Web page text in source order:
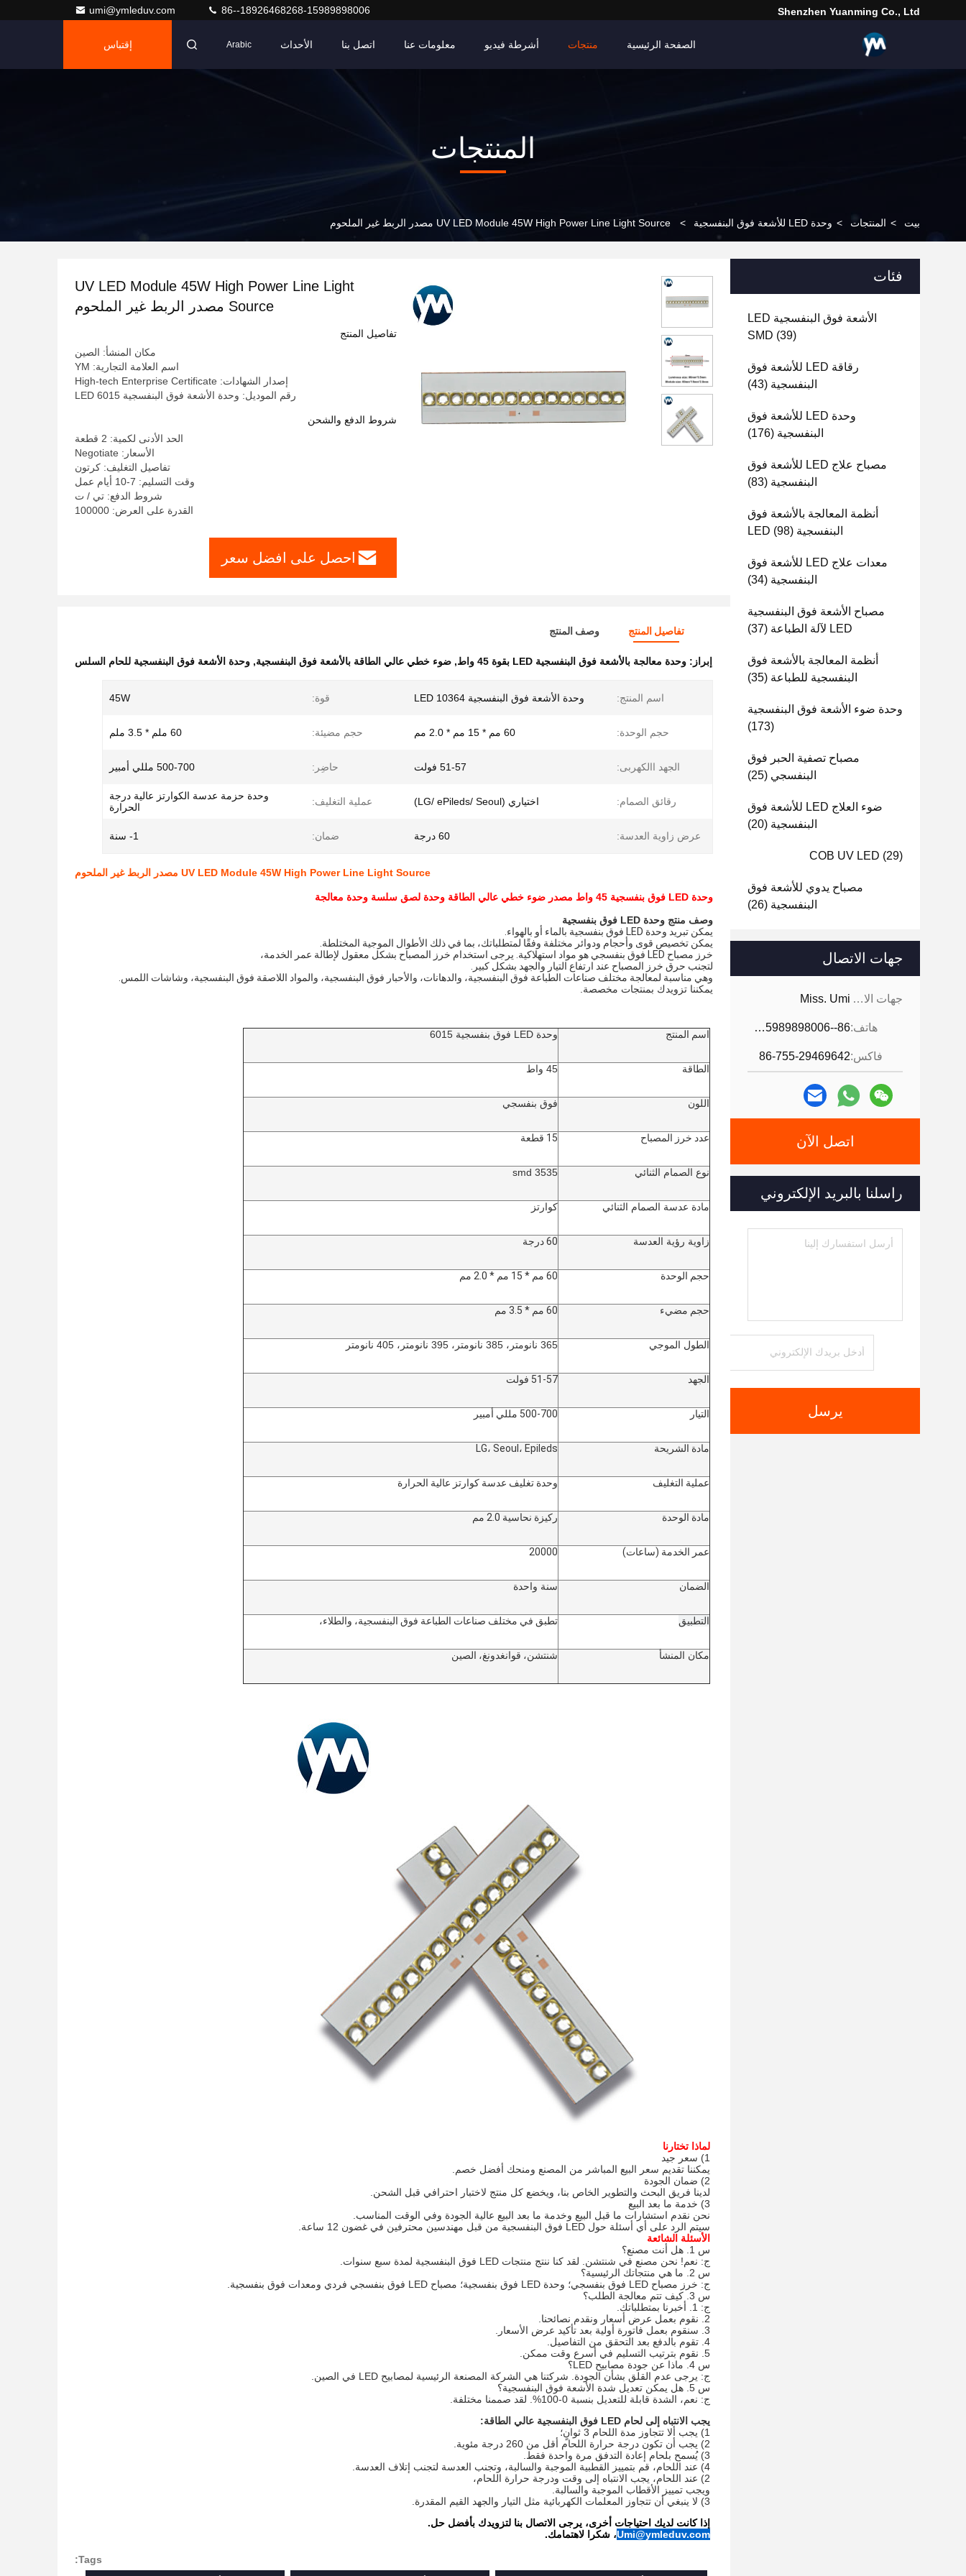
Shenzhen Yuanming Co., Ltd
umi@ymleduv.com 86--18926468268-15989898006
الصفحة الرئيسية منتجات أشرطة فيديو معلومات عنا اتصل بنا الأحداث Arabic إقتباس
المنتجات
بيت > المنتجات > وحدة LED للأشعة فوق البنفسجية > UV LED Module 45W High Power Line Light Source مصدر الربط غير الملحوم
فئات
الأشعة فوق البنفسجية LED
SMD (39)
رقاقة LED للأشعة فوق
البنفسجية (43)
وحدة LED للأشعة فوق
البنفسجية (176)
مصباح علاج LED للأشعة فوق
البنفسجية (83)
أنظمة المعالجة بالأشعة فوق
البنفسجية LED (98)
معدات علاج LED للأشعة فوق
البنفسجية (34)
مصباح الأشعة فوق البنفسجية
LED لآلة الطباعة
(37)
أنظمة المعالجة بالأشعة فوق
البنفسجية للطباعة (35)
وحدة ضوء الأشعة فوق البنفسجية
(173)
مصباح تصفية الحبر فوق
البنفسجي (25)
ضوء العلاج LED للأشعة فوق
البنفسجية (20)
COB UV LED (29)
مصباح يدوي للأشعة فوق
البنفسجية (26)
جهات الاتصال
جهات الاتصال: Miss. Umi
هاتف: 86--18926468268-15989898006
فاكس:86-755-29469642
اتصل الآن
راسلنا بالبريد الإلكتروني
يرسل
UV LED Module 45W High Power Line Light
Source مصدر الربط غير الملحوم
تفاصيل المنتج
مكان المنشأ: الصين
اسم العلامة التجارية: YM
إصدار الشهادات: High-tech Enterprise Certificate
رقم الموديل: وحدة الأشعة فوق البنفسجية LED 6015
شروط الدفع والشحن
الحد الأدنى لكمية: 2 قطعة
الأسعار: Negotiate
تفاصيل التغليف: كرتون
وقت التسليم: 7-10 أيام عمل
شروط الدفع: تي / ت
القدرة على العرض: 100000
احصل على افضل سعر
تفاصيل المنتج وصف المنتج
إبراز: وحدة معالجة بالأشعة فوق البنفسجية LED بقوة 45 واط , ضوء خطي عالي الطاقة بالأشعة فوق البنفسجية, وحدة الأشعة فوق البنفسجية للحام السلس
اسم المنتج: وحدة الأشعة فوق البنفسجية LED 10364 قوة: 45W
حجم الوحدة: 60 مم * 15 مم * 2.0 مم حجم مضيئة: 60 ملم * 3.5 ملم
الجهد االكهربى: 51-57 فولت حاضِر: 500-700 مللي أمبير
رقائق الصمام: اختياري (LG/ ePileds/ Seoul) عملية التغليف:
وحدة حزمة عدسة الكوارتز عالية درجة
الحرارة
عرض زاوية العدسة: 60 درجة ضمان: 1- سنة
UV LED Module 45W High Power Line Light Source مصدر الربط غير الملحوم
وحدة LED فوق بنفسجية 45 واط مصدر ضوء خطي عالي الطاقة وحدة لصق سلسة وحدة معالجة
وصف منتج وحدة LED فوق بنفسجية
يمكن تبريد وحدة LED فوق بنفسجية بالماء أو بالهواء.
يمكن تخصيص قوى وأحجام ودوائر مختلفة وفقًا لمتطلباتك، بما في ذلك الأطوال الموجية المختلطة.
خرز مصباح LED فوق بنفسجي هو مواد استهلاكية. يرجى استخدام خرز المصباح بشكل معقول لإطالة عمر الخدمة،
لتجنب حرق خرز المصباح عند ارتفاع التيار والجهد بشكل كبير.
وهي مناسبة لمعالجة مختلف صناعات الطباعة فوق البنفسجية، والدهانات، والأحبار فوق البنفسجية، والمواد اللاصقة فوق البنفسجية، وشاشات اللمس.
يمكننا تزويدك بمنتجات مخصصة.
اسم المنتج وحدة LED فوق بنفسجية 6015
الطاقة 45 واط
اللون فوق بنفسجي
عدد خرز المصباح 15 قطعة
نوع الصمام الثنائي 3535 smd
مادة عدسة الصمام الثنائي كوارتز
زاوية رؤية العدسة 60 درجة
حجم الوحدة 60 مم * 15 مم * 2.0 مم
حجم مضيء 60 مم * 3.5 مم
الطول الموجي 365 نانومتر، 385 نانومتر، 395 نانومتر، 405 نانومتر
الجهد 51-57 فولت
التيار 500-700 مللي أمبير
مادة الشريحة LG، Seoul، Epileds
عملية التغليف وحدة تغليف عدسة كوارتز عالية الحرارة
مادة الوحدة ركيزة نحاسية 2.0 مم
عمر الخدمة (ساعات) 20000
الضمان سنة واحدة
التطبيق تطبق في مختلف صناعات الطباعة فوق البنفسجية، والطلاء،
مكان المنشأ شنتشن، قوانغدونغ، الصين
لماذا تختارنا
1) سعر جيد
يمكننا تقديم سعر البيع المباشر من المصنع ومنحك أفضل خصم.
2) ضمان الجودة
لدينا فريق البحث والتطوير الخاص بنا، ويخضع كل منتج لاختبار احترافي قبل الشحن.
3) خدمة ما بعد البيع
نحن نقدم استشارات ما قبل البيع وخدمة ما بعد البيع عالية الجودة وفي الوقت المناسب.
سيتم الرد على أي أسئلة حول LED فوق البنفسجية من قبل مهندسين محترفين في غضون 12 ساعة.
الأسئلة الشائعة
س 1. هل أنت مصنع؟
ج: نعم! نحن مصنع في شنتشن. لقد كنا ننتج منتجات LED فوق البنفسجية لمدة سبع سنوات.
س 2. ما هي منتجاتك الرئيسية؟
ج: خرز مصباح LED فوق بنفسجي؛ وحدة LED فوق بنفسجية؛ مصباح LED فوق بنفسجي فردي ومعدات فوق بنفسجية.
س 3. كيف تتم معالجة الطلب؟
ج: 1. أخبرنا بمتطلباتك.
2. نقوم بعمل عرض أسعار ونقدم نصائحنا.
3. سنقوم بعمل فاتورة أولية بعد تأكيد عرض الأسعار.
4. تقوم بالدفع بعد التحقق من التفاصيل.
5. نقوم بترتيب التسليم في أسرع وقت ممكن.
س 4. ماذا عن جودة مصابيح LED؟
ج: يرجى عدم القلق بشأن الجودة. شركتنا هي الشركة المصنعة الرئيسية لمصابيح LED في الصين.
س 5. هل يمكن تعديل شدة الأشعة فوق البنفسجية؟
ج: نعم، الشدة قابلة للتعديل بنسبة 0-100%. لقد صممنا مختلفة.
يجب الانتباه إلى لحام LED فوق البنفسجية عالي الطاقة:
1) يجب ألا تتجاوز مدة اللحام 3 ثوانٍ؛
2) يجب أن تكون درجة حرارة اللحام أقل من 260 درجة مئوية.
3) يُسمح بلحام إعادة التدفق مرة واحدة فقط.
4) عند اللحام، قم بتمييز القطبية الموجبة والسالبة، وتجنب العدسة لتجنب إتلاف العدسة.
2) عند اللحام، يجب الانتباه إلى وقت ودرجة حرارة اللحام،
ويجب تمييز الأقطاب الموجبة والسالبة.
3) لا ينبغي أن تتجاوز المعلمات الكهربائية مثل التيار والجهد القيم المقدرة.
إذا كانت لديك احتياجات أخرى، يرجى الاتصال بنا لتزويدك بأفضل حل.
Umi@ymleduv.com، شكرا لاهتمامك.
Tags: